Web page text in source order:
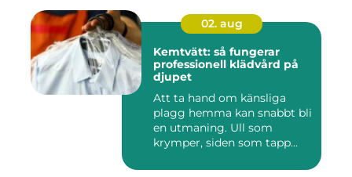
02. aug
Kemtvätt: så fungerar
professionell klädvård på
djupet
Att ta hand om känsliga
plagg hemma kan snabbt bli
en utmaning. Ull som
krymper, siden som tapp...